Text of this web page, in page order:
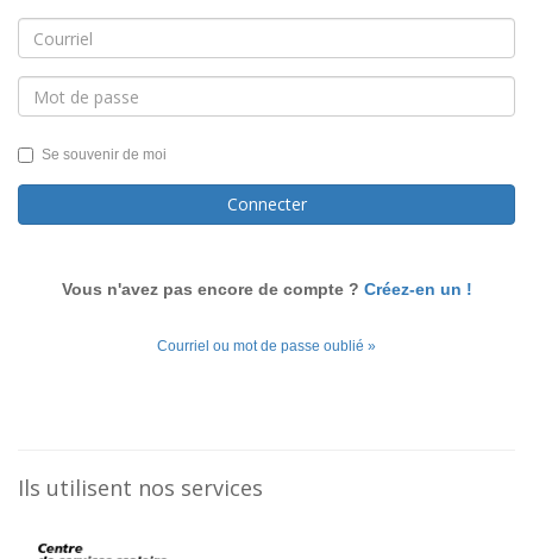
Se souvenir de moi
Connecter
Vous n'avez pas encore de compte ? Créez-en un !
Courriel ou mot de passe oublié »
Ils utilisent nos services